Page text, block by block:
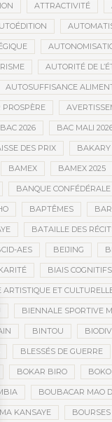
ATTRACTIVITÉ
AUTORITÉ DE
AUTOSUFFISANCE
BAC 2026 BAC MALI
DES PRIX BAKARY
BAMEX BAMEX 2025
BANQUE CONFÉDÉRALE
BAPTÊMES
BATAILLE DES
AES BEIJING
BIAIS COGNITIFS
ARTISTIQUE ET
BIENNALE SPORTIVE
BINTOU
BLESSÉS DE GUERRE
BOKAR BIRO
BOUBACAR MAO
KANSAYE BOURSES